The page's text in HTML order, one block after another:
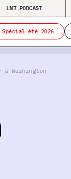
LNT PODCAST
Spécial été 2026
Washington